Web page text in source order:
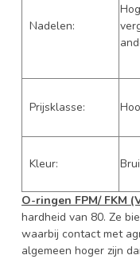
Nadelen:
Prijsklasse:
Kleur:
O-ringen FPM/ FKM
hardheid van 80. Ze
waarbij contact met
algemeen hoger zijn